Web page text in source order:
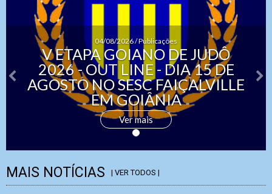
04/08/2026 / Publicações
V ETAPA GOIANO DE JUDÔ
2026 - OUT LINE - DIA 15 DE
AGOSTO NO SESC FAIÇALVILLE
EM GOIÂNIA
Ver mais
MAIS NOTÍCIAS | VER TODOS |